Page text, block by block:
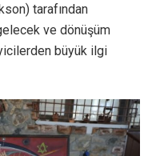
tarafından
ve dönüşüm
büyük ilgi